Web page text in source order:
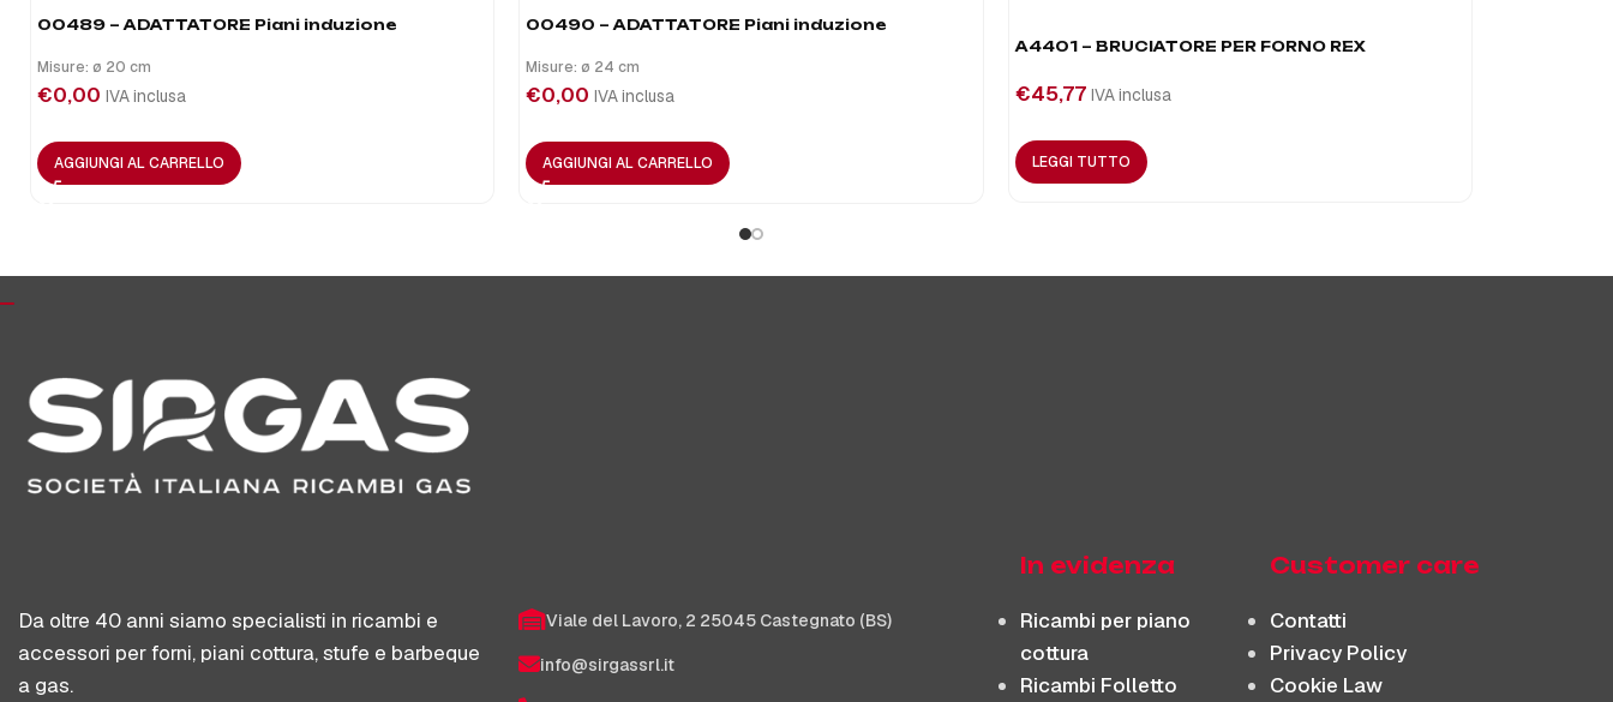
00489 – ADATTATORE Piani induzione
Misure: ø 20 cm
€0,00 IVA inclusa
AGGIUNGI AL CARRELLO
00490 – ADATTATORE Piani induzione
Misure: ø 24 cm
€0,00 IVA inclusa
AGGIUNGI AL CARRELLO
A4401 – BRUCIATORE PER FORNO REX
€45,77 IVA inclusa
LEGGI TUTTO
Da oltre 40 anni siamo specialisti in ricambi e
accessori per forni, piani cottura, stufe e barbeque
a gas.
Viale del Lavoro, 2 25045 Castegnato (BS)
info@sirgassrl.it
In evidenza
Ricambi per piano
cottura
Ricambi Folletto
Customer care
Contatti
Privacy Policy
Cookie Law